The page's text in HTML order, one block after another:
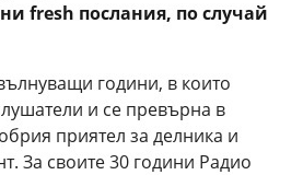
fresh послания, по случай
години, в които
и се превърна в
приятел за делника и
За своите 30 години Радио